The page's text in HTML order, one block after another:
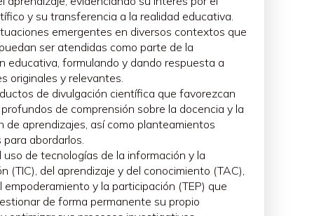
formación inicial y durante el ejercicio de la
(González y González, 2007). Por lo
a la mejora profesional y la configuración de
y conocimientos teóricos, epistemológicos,
en un proceso educativo formal e intencionado.
la toma de decisiones y acciones con
en el proceso educativo.
dinámica y contextualizada que caracteriza a
profundizar en ellos para comprenderlos o
historia de la formación docente,
currículum y planes de estudio orientados
y su transferencia a la realidad educativa.
emergentes en diversos contextos que
ser atendidas como parte de la
educativa, formulando y dando respuesta a
originales y relevantes.
de divulgación científica que favorezcan
de comprensión sobre la docencia y la
de aprendizajes, así como planteamientos
para abordarlos.
uso de tecnologías de la información y la
(TIC), del aprendizaje y del conocimiento (TAC),
empoderamiento y la participación (TEP) que
de forma permanente su propio